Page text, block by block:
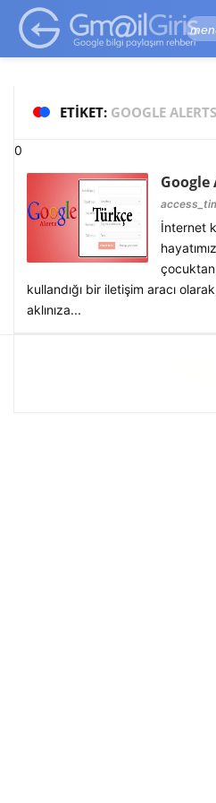
google-site-
ETIKET: GOOGLE
0
Google
İnternet
çocuktan
kullandığı bir iletişim aracı
aklınıza...